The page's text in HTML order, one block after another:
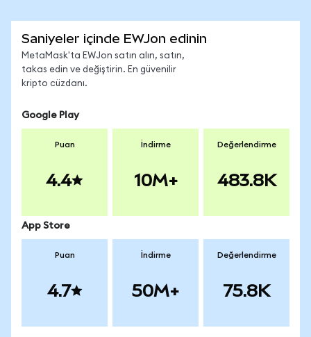
Saniyeler içinde EWJon edinin
MetaMask'ta EWJon satın alın, satın,
takas edin ve değiştirin. En güvenilir
kripto cüzdanı.
Google Play
Puan
4.4
İndirme
10M+
Değerlendirme
483.8K
App Store
Puan
4.7
İndirme
50M+
Değerlendirme
75.8K